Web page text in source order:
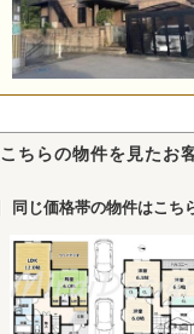
こちらの物件を見たお
同じ価格帯の物件はこち